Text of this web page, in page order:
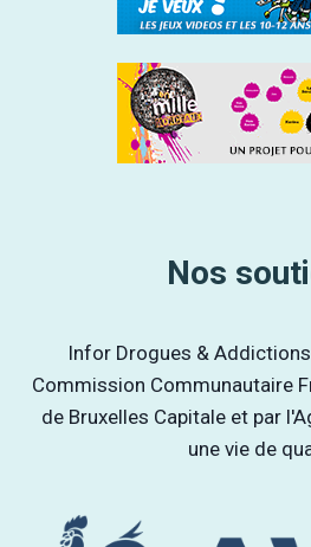
Nos
Infor Drogues &
Commission Communautaire
de Bruxelles Capitale et par
une vie de